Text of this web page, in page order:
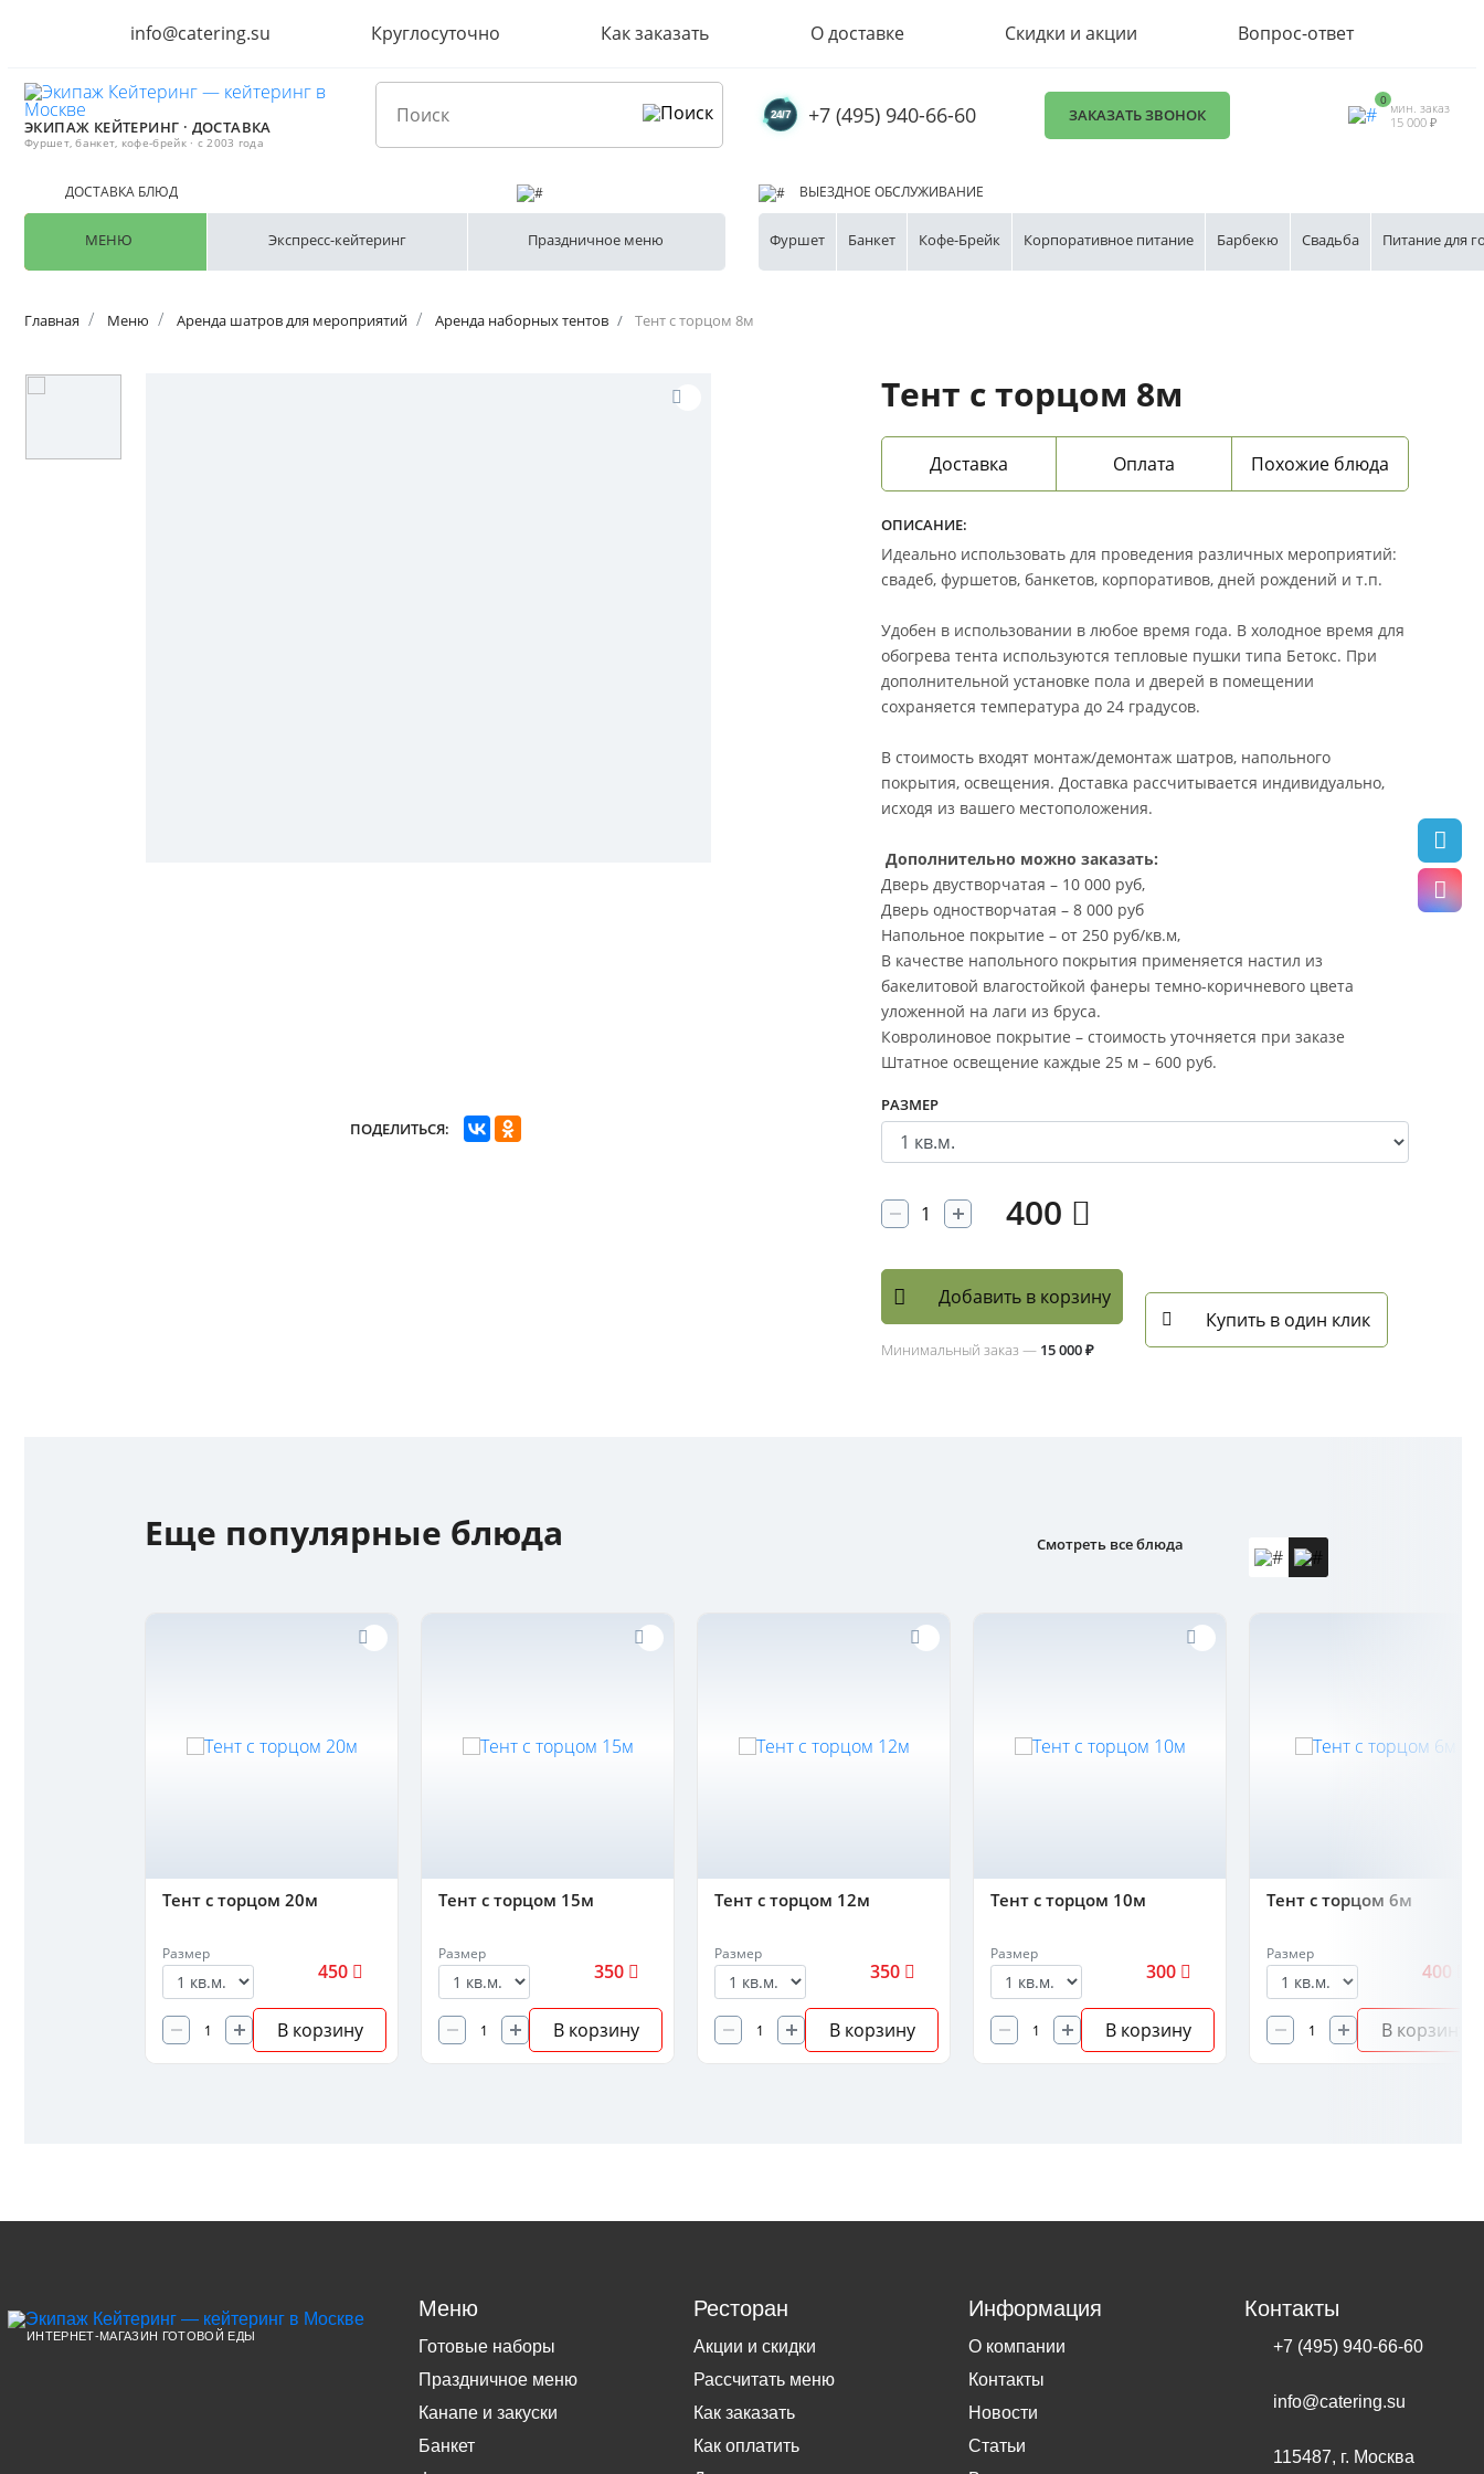
info@catering.su Круглосуточно Как заказать О доставке Скидки и акции Вопрос-ответ
ЭКИПАЖ КЕЙТЕРИНГ · ДОСТАВКА
Фуршет, банкет, кофе-брейк · с 2003 года
+7 (495) 940-66-60 ЗАКАЗАТЬ ЗВОНОК
0 мин. заказ
15 000 ₽
ДОСТАВКА БЛЮД
МЕНЮ Экспресс-кейтеринг Праздничное меню
ВЫЕЗДНОЕ ОБСЛУЖИВАНИЕ
Фуршет Банкет Кофе-Брейк Корпоративное питание Барбекю Свадьба Питание для
Главная Меню Аренда шатров для мероприятий Аренда наборных тентов Тент с торцом 8м
ПОДЕЛИТЬСЯ:
Тент с торцом 8м
Доставка Оплата Похожие блюда
ОПИСАНИЕ:
Идеально использовать для проведения различных мероприятий:
свадеб, фуршетов, банкетов, корпоративов, дней рождений и т.п.
Удобен в использовании в любое время года. В холодное время для
обогрева тента используются тепловые пушки типа Бетокс. При
дополнительной установке пола и дверей в помещении
сохраняется температура до 24 градусов.
В стоимость входят монтаж/демонтаж шатров, напольного
покрытия, освещения. Доставка рассчитывается индивидуально,
исходя из вашего местоположения.
Дополнительно можно заказать:
Дверь двустворчатая – 10 000 руб,
Дверь одностворчатая – 8 000 руб
Напольное покрытие – от 250 руб/кв.м,
В качестве напольного покрытия применяется настил из
бакелитовой влагостойкой фанеры темно-коричневого цвета
уложенной на лаги из бруса.
Ковролиновое покрытие – стоимость уточняется при заказе
Штатное освещение каждые 25 м – 600 руб.
РАЗМЕР
400
Добавить в корзину
Минимальный заказ — 15 000 ₽
Купить в один клик
Еще популярные блюда Смотреть все блюда
Тент с торцом 20м
Размер
450
В корзину
Тент с торцом 15м
Размер
350
В корзину
Тент с торцом 12м
Размер
350
В корзину
Тент с торцом 10м
Размер
300
В корзину
Тент с торцом 6м
Размер
400
В корзину
ИНТЕРНЕТ-МАГАЗИН ГОТОВОЙ ЕДЫ
Меню
Готовые наборы
Праздничное меню
Канапе и закуски
Банкет
Ресторан
Акции и скидки
Рассчитать меню
Как заказать
Как оплатить
Информация
О компании
Контакты
Новости
Статьи
Контакты
+7 (495) 940-66-60
info@catering.su
115487, г. Москва